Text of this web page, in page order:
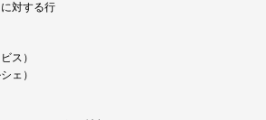
対する行
ス）
ェ）